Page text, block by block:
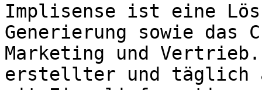
Implisense ist eine
Generierung sowie das
Marketing und
erstellter und täglich